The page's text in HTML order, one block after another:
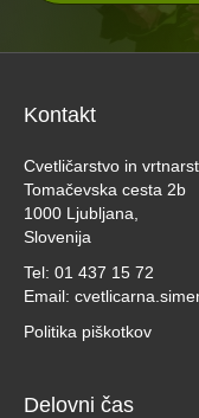
Kontakt
Cvetličarstvo in
Tomačevska cesta 2b
1000 Ljubljana,
Slovenija
Tel: 01 437 15 72
Email:
Politika piškotkov
Delovni čas